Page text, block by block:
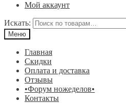
Мой аккаунт
Искать:
Меню
Главная
Скидки
Оплата и доставка
Отзывы
•Форум ножеделов•
Контакты